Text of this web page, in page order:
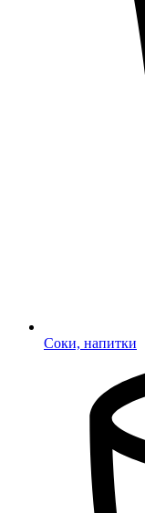
Соки, напитки